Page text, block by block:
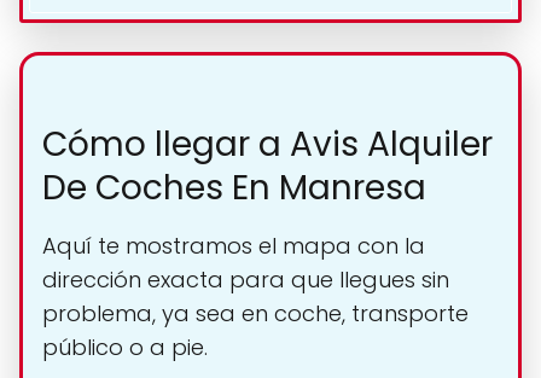
Cómo llegar a Avis Alquiler
De Coches En Manresa
Aquí te mostramos el mapa con la
dirección exacta para que llegues sin
problema, ya sea en coche, transporte
público o a pie.